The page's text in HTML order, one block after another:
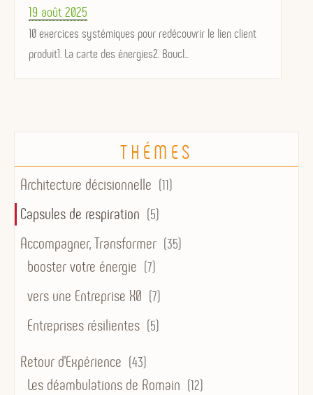
Posted
on
19 août 2025
10 exercices systémiques pour redécouvrir le lien client
produit1. La carte des énergies2. Boucl...
THÉMES
Architecture décisionnelle (11)
Capsules de respiration (5)
Accompagner, Transformer (35)
booster votre énergie (7)
vers une Entreprise X0 (7)
Entreprises résilientes (5)
Retour d'Expérience (43)
Les déambulations de Romain (12)